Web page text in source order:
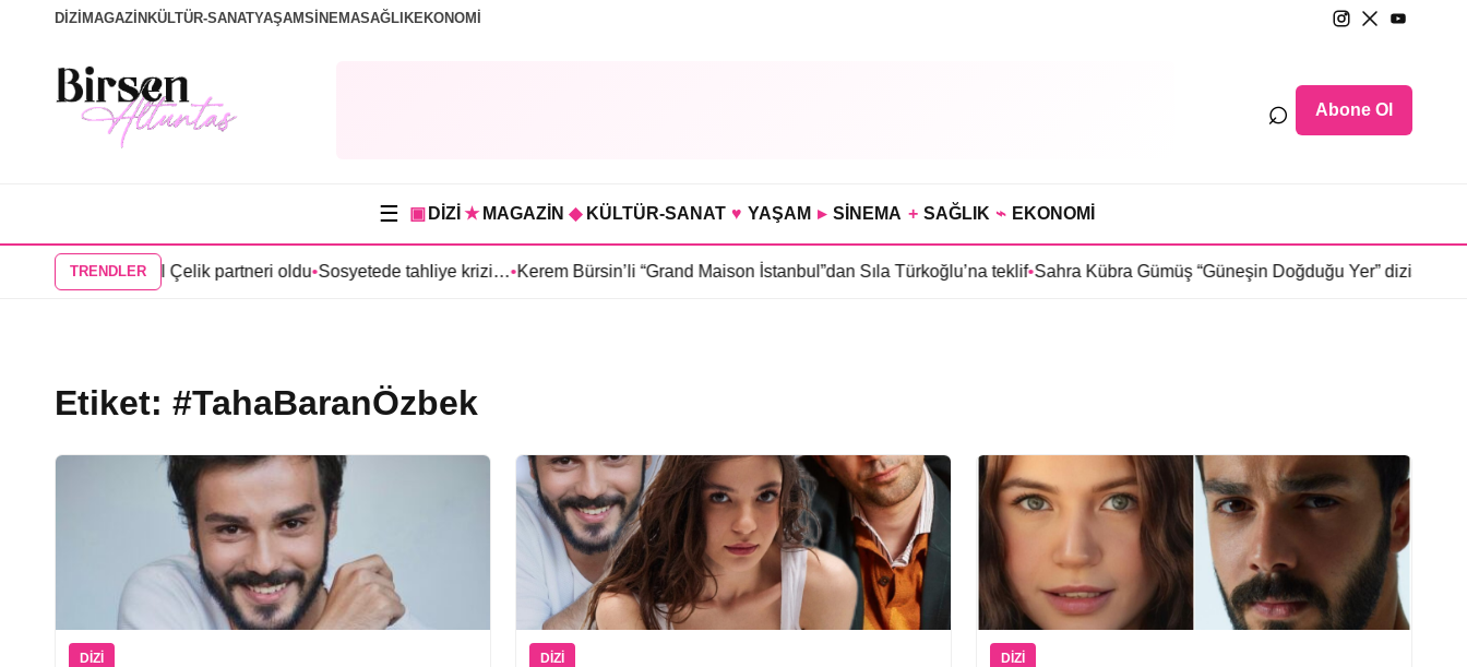
DİZİ MAGAZİN KÜLTÜR-SANATYAŞAMSİNEMASAĞLIKEKONOMİ
⌕ Abone Ol
☰ ▣ DİZİ ★ MAGAZİN ◆ KÜLTÜR-SANAT ♥ YAŞAM ▸ SİNEMA + SAĞLIK ⌁ EKONOMİ
TRENDLER
dizisinde Anıl Çelik partneri oldu•Sosyetede tahliye krizi…•Kerem Bürsin’li “Grand Maison İstanbul”dan Sıla Türkoğlu’na teklif•Sahra Kübra Gümüş “Güneşin Doğduğu Yer” dizisinde
Etiket: #TahaBaranÖzbek
DIZI DIZI DIZI